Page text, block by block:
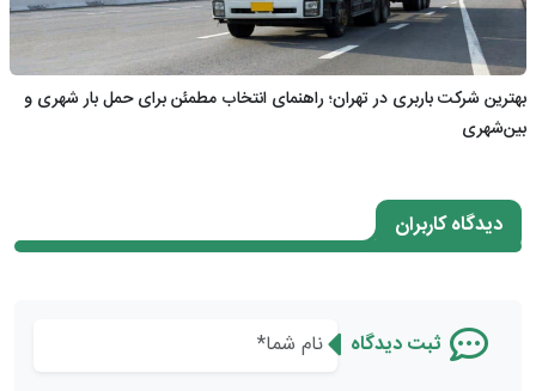
بهترین شرکت باربری در تهران؛ راهنمای انتخاب مطمئن برای حمل بار شهری و
بین‌شهری
دیدگاه کاربران
ثبت دیدگاه